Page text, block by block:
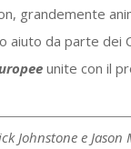
grandemente
aiuto da parte dei
unite con il
Johnstone e Jason